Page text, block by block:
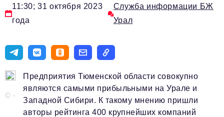
ИННОПРОМ
Топ-100 влиятельных людей Свердловской области
Авторские материалы
ТОП-100 влиятельных людей — 2025
Телефон редакции:+7 495 727-01-67
11:30; 31 октября 2023
года
Служба информации БЖ
Урал
© -
Предприятия Тюменской области совокупно
являются самыми прибыльными на Урале и
Западной Сибири. К такому мнению пришли
авторы рейтинга 400 крупнейших компаний